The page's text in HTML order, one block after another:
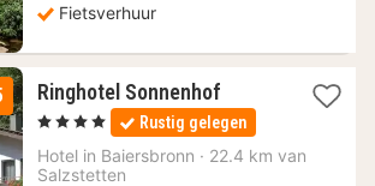
Fietsverhuur
Ringhotel Sonnenhof1
nacht
vanaf
146
, 4 Sterren Rustig gelegen
Hotel in Baiersbronn · 22.4 km van
Salzstetten